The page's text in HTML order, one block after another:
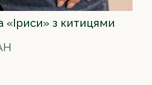
«Іриси» з китицями